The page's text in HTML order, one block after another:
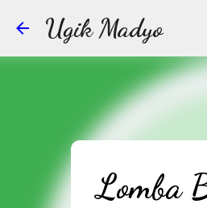
Ugik Madyo
Lomba